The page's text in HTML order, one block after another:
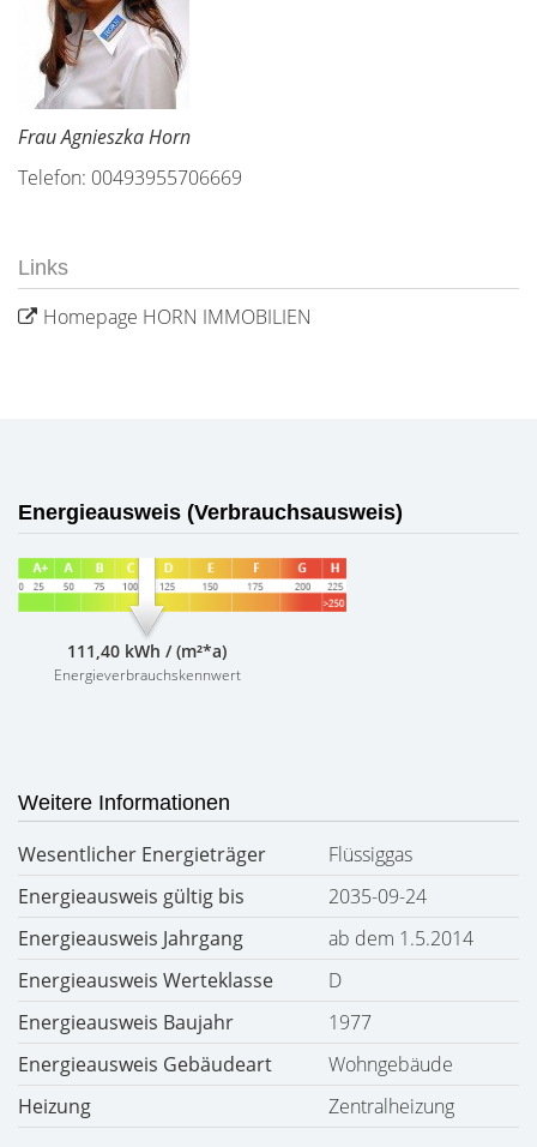
Frau Agnieszka Horn
Telefon: 00493955706669
Links
Homepage HORN IMMOBILIEN
Energieausweis (Verbrauchsausweis)
111,40 kWh / (m²*a)
Energieverbrauchskennwert
Weitere Informationen
Wesentlicher Energieträger
Flüssiggas
Energieausweis gültig bis
2035-09-24
Energieausweis Jahrgang
ab dem 1.5.2014
Energieausweis Werteklasse
D
Energieausweis Baujahr
1977
Energieausweis Gebäudeart
Wohngebäude
Heizung
Zentralheizung